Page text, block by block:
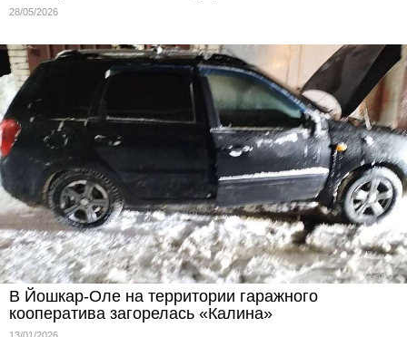
28/05/2026
В Йошкар-Оле на территории гаражного
кооператива загорелась «Калина»
13/01/2026